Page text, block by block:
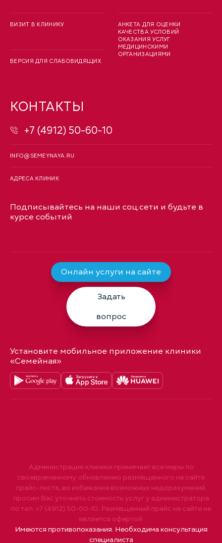
ВИЗИТ В КЛИНИКУ
ВЕРСИЯ ДЛЯ СЛАБОВИДЯЩИХ
АНКЕТА ДЛЯ ОЦЕНКИ
КАЧЕСТВА УСЛОВИЙ
ОКАЗАНИЯ УСЛУГ
МЕДИЦИНСКИМИ
ОРГАНИЗАЦИЯМИ
КОНТАКТЫ
+7 (4912) 50-60-10
INFO@SEMEYNAYA.RU
АДРЕСА КЛИНИК
Подписывайтесь на наши соц.сети и будьте в
курсе событий
Онлайн услуги на сайте
Задать
вопрос
Установите мобильное приложение клиники
«Семейная»
Администрация клиники принимает все меры по
своевременному обновлению размещенного на сайте
прайс-листа, во избежание возможных недоразумений,
просим Вас уточнять стоимость услуг у администратора
по тел. +7 (4912) 50-60-10. Размещенный прайс на сайте не
является офертой.
Имеются противопоказания. Необходима консультация
специалиста